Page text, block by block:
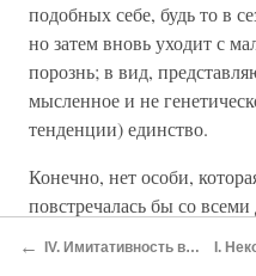
подобных себе, будь то в
но затем вновь уходит с
порознь; в вид,
мысленное и не
тенденции) единство.
Конечно, нет особи,
повстречалась бы со
Повторим, что это
← IV. Имитативность в патологии и норме у современных людей